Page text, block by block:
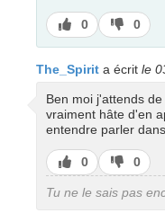
J’aime
0
J’aime
pas
0
The_Spirit a écrit le
Ben moi j'attends
vraiment hâte d'en
entendre parler
J’aime
0
J’aime
pas
0
Tu ne le sais pas